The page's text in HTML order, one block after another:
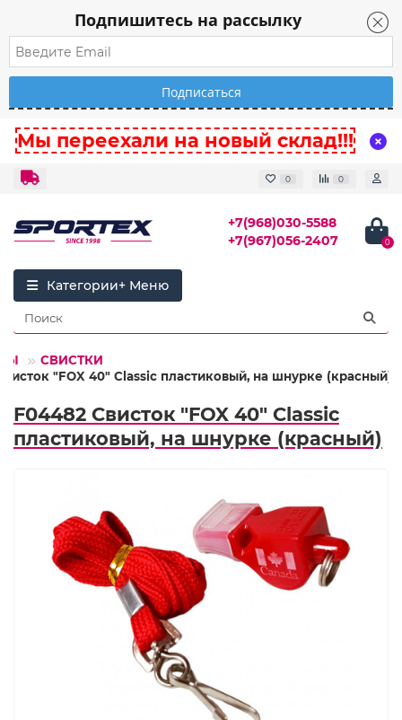
Подпишитесь на рассылку
Мы переехали на новый склад!!!
0 0
+7(968)030-5588
+7(967)056-2407
0
Категории
СВИСТКИ
"FOX 40" Classic пластиковый, на шнурке (красный)
F04482 Свисток "FOX 40" Classic
пластиковый, на шнурке (красный)